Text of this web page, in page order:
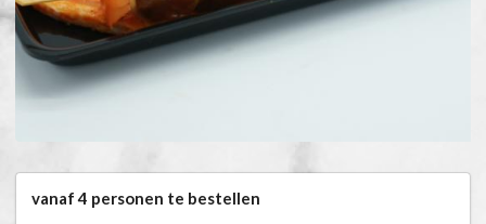
vanaf 4 personen te bestellen